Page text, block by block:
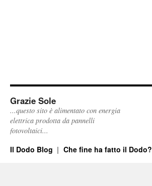
Grazie Sole
...questo sito è alimentato con energia
elettrica prodotta da pannelli
fotovoltaici...
Il Dodo Blog Che fine ha fatto il Dodo?